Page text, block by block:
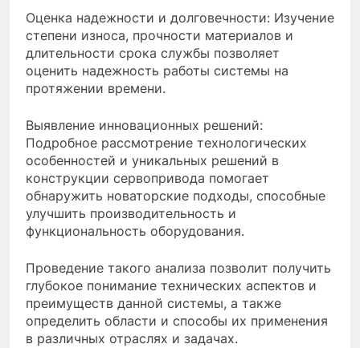
Оценка надежности и долговечности: Изучение
степени износа, прочности материалов и
длительности срока службы позволяет
оценить надежность работы системы на
протяжении времени.
Выявление инновационных решений:
Подробное рассмотрение технологических
особенностей и уникальных решений в
конструкции сервопривода помогает
обнаружить новаторские подходы, способные
улучшить производительность и
функциональность оборудования.
Проведение такого анализа позволит получить
глубокое понимание технических аспектов и
преимуществ данной системы, а также
определить области и способы их применения
в различных отраслях и задачах.